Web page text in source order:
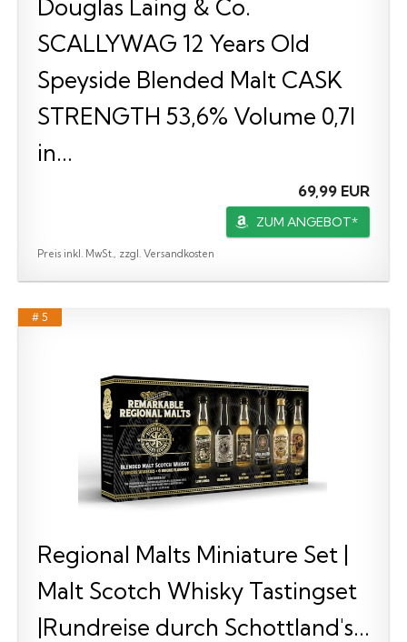
Douglas Laing & Co.
SCALLYWAG 12 Years Old
Speyside Blended Malt CASK
STRENGTH 53,6% Volume 0,7l
in...
69,99 EUR
ZUM ANGEBOT*
Preis inkl. MwSt., zzgl. Versandkosten
# 5
Regional Malts Miniature Set |
Malt Scotch Whisky Tastingset
|Rundreise durch Schottland's...